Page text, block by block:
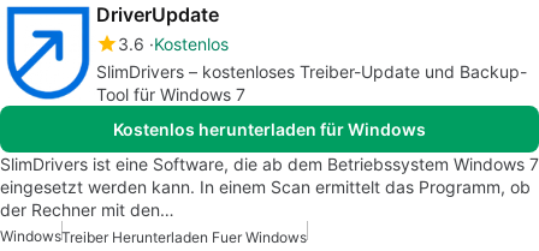
DriverUpdate
3.6 Kostenlos
SlimDrivers – kostenloses Treiber-Update und Backup-
Tool für Windows 7
Kostenlos herunterladen für Windows
SlimDrivers ist eine Software, die ab dem Betriebssystem Windows 7
eingesetzt werden kann. In einem Scan ermittelt das Programm, ob
der Rechner mit den…
WindowsTreiber Herunterladen Fuer Windows